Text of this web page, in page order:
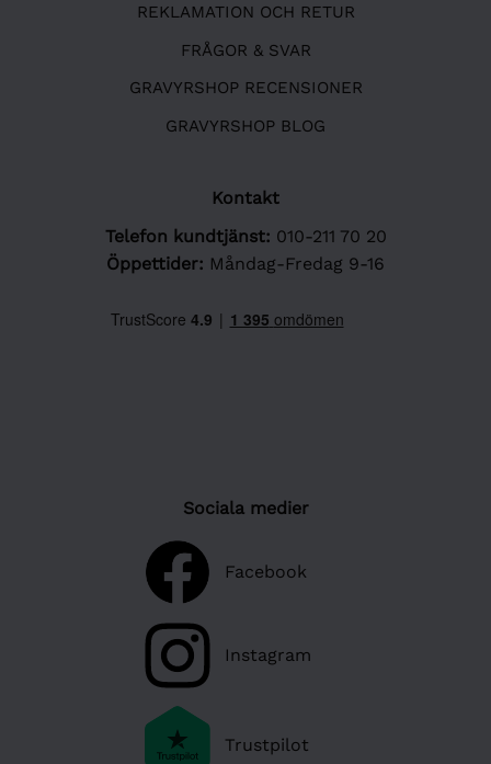
REKLAMATION OCH RETUR
FRÅGOR & SVAR
GRAVYRSHOP RECENSIONER
GRAVYRSHOP BLOG
Kontakt
Telefon kundtjänst: 010-211 70 20
Öppettider: Måndag-Fredag 9-16
Sociala medier
Facebook
Instagram
Trustpilot